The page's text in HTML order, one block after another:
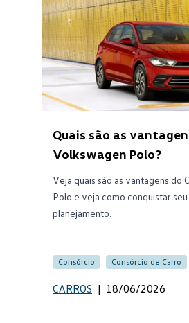
Quais são as
Volkswagen Polo?
Veja quais são as vantagens do
Polo e veja como conquistar
planejamento.
Consórcio Consórcio de Carro
CARROS | 18/06/2026